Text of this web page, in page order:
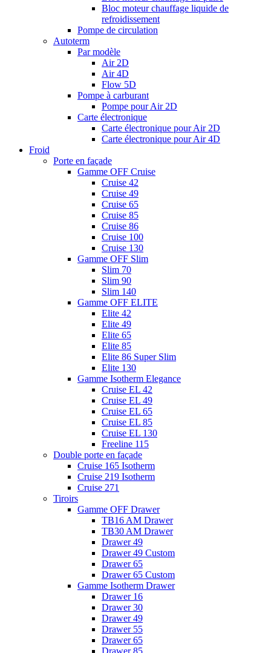
Bloc moteur chauffage liquide de
refroidissement
Pompe de circulation
Autoterm
Par modèle
Air 2D
Air 4D
Flow 5D
Pompe à carburant
Pompe pour Air 2D
Carte électronique
Carte électronique pour Air 2D
Carte électronique pour Air 4D
Froid
Porte en façade
Gamme OFF Cruise
Cruise 42
Cruise 49
Cruise 65
Cruise 85
Cruise 86
Cruise 100
Cruise 130
Gamme OFF Slim
Slim 70
Slim 90
Slim 140
Gamme OFF ELITE
Elite 42
Elite 49
Elite 65
Elite 85
Elite 86 Super Slim
Elite 130
Gamme Isotherm Elegance
Cruise EL 42
Cruise EL 49
Cruise EL 65
Cruise EL 85
Cruise EL 130
Freeline 115
Double porte en façade
Cruise 165 Isotherm
Cruise 219 Isotherm
Cruise 271
Tiroirs
Gamme OFF Drawer
TB16 AM Drawer
TB30 AM Drawer
Drawer 49
Drawer 49 Custom
Drawer 65
Drawer 65 Custom
Gamme Isotherm Drawer
Drawer 16
Drawer 30
Drawer 49
Drawer 55
Drawer 65
Drawer 85